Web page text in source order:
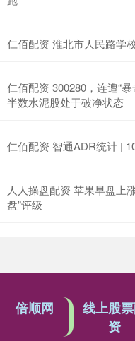
仁佰配资 淮北市人民路学
仁佰配资 300280，连遭“
半数水泥股处于破净状态
仁佰配资 智通ADR统计 |
人人操盘配资 苹果早盘上
盘”评级
倍顺网
线上股
资